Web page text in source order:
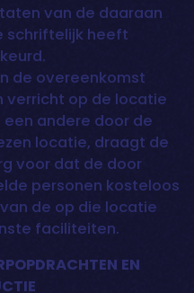
van de daaraan
schriftelijk heeft
de overeenkomst
verricht op de locatie
andere door de
locatie, draagt de
voor dat de door
personen kosteloos
de op die locatie
faciliteiten.
EN